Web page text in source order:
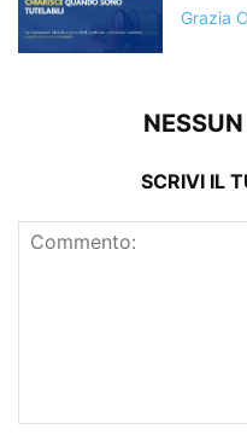
Grazia
SCRIVI IL